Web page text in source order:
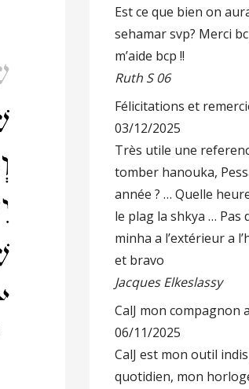
Est ce que bien on
sehamar svp? Merci
m’aide bcp !!
Ruth S 06
Félicitations et
03/12/2025
Très utile une
tomber hanouka,
année ? … Quelle
le plag la shkya … Pas
minha a l’extérieur a
et bravo
Jacques Elkeslassy
CalJ mon compagnon
06/11/2025
CalJ est mon outil
quotidien, mon